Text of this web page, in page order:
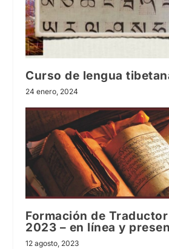
Curso de lengua
24 enero, 2024
Formación de
2023 – en línea y
12 agosto, 2023